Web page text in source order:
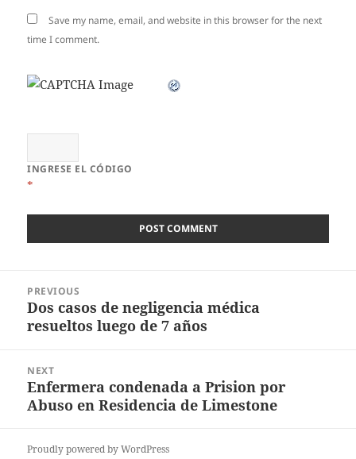
Save my name, email, and website in this browser for the next
time I comment.
INGRESE EL CÓDIGO
*
navigation
PREVIOUS
Previous
post:
Dos casos de negligencia médica
resueltos luego de 7 años
NEXT
Next
post:
Enfermera condenada a Prision por
Abuso en Residencia de Limestone
Proudly powered by WordPress